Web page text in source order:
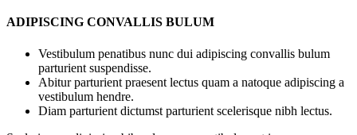
ADIPISCING CONVALLIS BULUM
Vestibulum penatibus nunc dui adipiscing convallis bulum
parturient suspendisse.
Abitur parturient praesent lectus quam a natoque adipiscing a
vestibulum hendre.
Diam parturient dictumst parturient scelerisque nibh lectus.